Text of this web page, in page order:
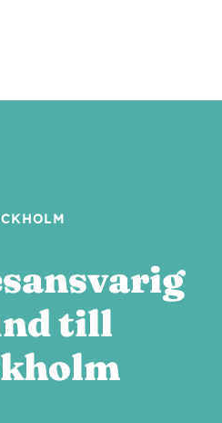
till